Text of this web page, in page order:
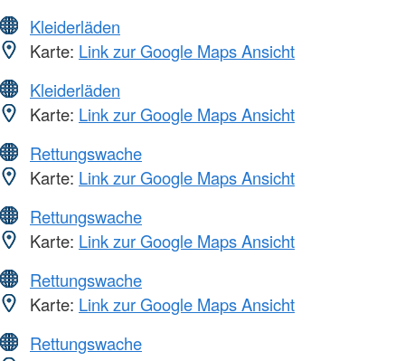
Kleiderläden
Karte: Link zur Google Maps Ansicht
Kleiderläden
Karte: Link zur Google Maps Ansicht
Rettungswache
Karte: Link zur Google Maps Ansicht
Rettungswache
Karte: Link zur Google Maps Ansicht
Rettungswache
Karte: Link zur Google Maps Ansicht
Rettungswache